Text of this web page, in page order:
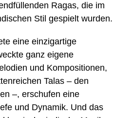
Ragas, die im
Stil gespielt wurden.
eine einzigartige
ganz eigene
und Kompositionen,
Talas – den
–, erschufen eine
und Dynamik. Und das